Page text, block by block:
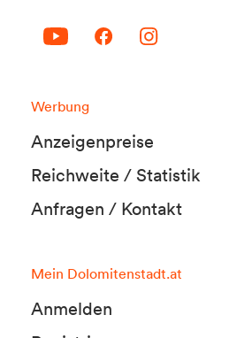
Werbung
Anzeigenpreise
Reichweite / Statistik
Anfragen / Kontakt
Mein Dolomitenstadt.at
Anmelden